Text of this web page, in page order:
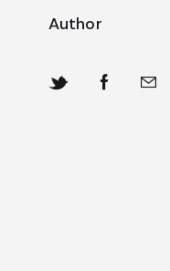
Author